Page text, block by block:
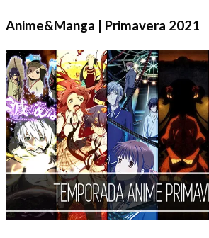
Anime&Manga | Primavera 2021